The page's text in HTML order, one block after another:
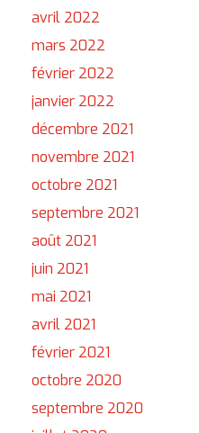
avril 2022
mars 2022
février 2022
janvier 2022
décembre 2021
novembre 2021
octobre 2021
septembre 2021
août 2021
juin 2021
mai 2021
avril 2021
février 2021
octobre 2020
septembre 2020